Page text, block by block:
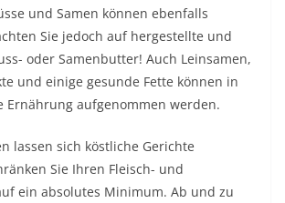
und Samen können ebenfalls
Sie jedoch auf hergestellte und
oder Samenbutter! Auch Leinsamen,
und einige gesunde Fette können in
Ernährung aufgenommen werden.
lassen sich köstliche Gerichte
Sie Ihren Fleisch- und
ein absolutes Minimum. Ab und zu